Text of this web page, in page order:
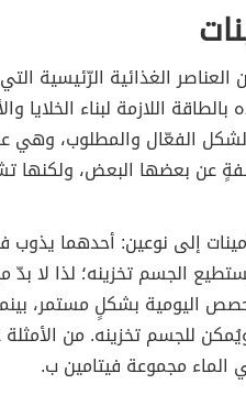
العناصر الغذائية الرّئيسية
اللازمة لبناء الخلايا
الفعّال والمطلوب، وهي
عن بعضها البعض، ولكنها
إلى نوعين: أحدهما يذوب
الجسم تخزينه؛ لذا لا
اليومية بشكلٍ مستمر،
للجسم تخزينه. من الأمثلة
الماء مجموعة فيتامين ب.